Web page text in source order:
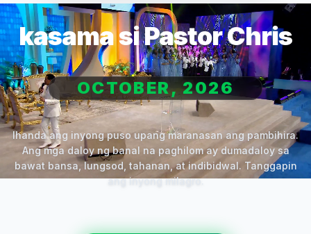
kasama si Pastor Chris
OCTOBER, 2026
Ihanda ang inyong puso upang maranasan ang pambihira.
Ang mga daloy ng banal na paghilom ay dumadaloy sa
bawat bansa, lungsod, tahanan, at indibidwal. Tanggapin
ang inyong milagro.